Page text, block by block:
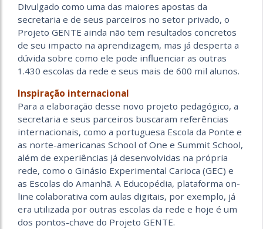
Divulgado como uma das maiores apostas da
secretaria e de seus parceiros no setor privado, o
Projeto GENTE ainda não tem resultados concretos
de seu impacto na aprendizagem, mas já desperta a
dúvida sobre como ele pode influenciar as outras
1.430 escolas da rede e seus mais de 600 mil alunos.
Inspiração internacional
Para a elaboração desse novo projeto pedagógico, a
secretaria e seus parceiros buscaram referências
internacionais, como a portuguesa Escola da Ponte e
as norte-americanas School of One e Summit School,
além de experiências já desenvolvidas na própria
rede, como o Ginásio Experimental Carioca (GEC) e
as Escolas do Amanhã. A Educopédia, plataforma on-
line colaborativa com aulas digitais, por exemplo, já
era utilizada por outras escolas da rede e hoje é um
dos pontos-chave do Projeto GENTE.